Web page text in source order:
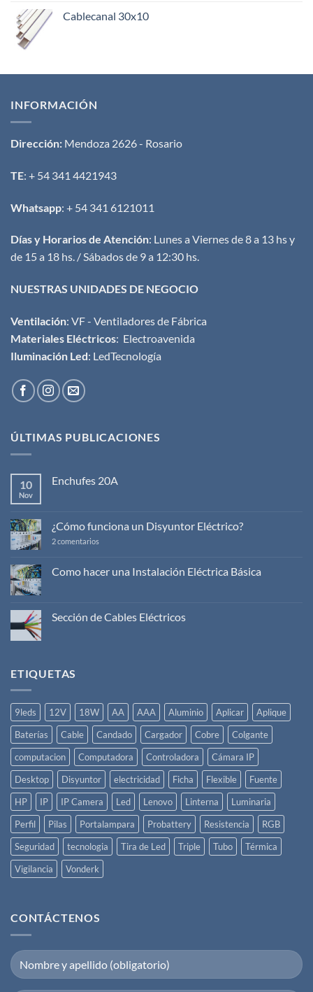
Cablecanal 30x10
INFORMACIÓN
Dirección: Mendoza 2626 - Rosario
TE: + 54 341 4421943
Whatsapp: + 54 341 6121011
Días y Horarios de Atención: Lunes a Viernes de 8 a 13 hs y
de 15 a 18 hs. / Sábados de 9 a 12:30 hs.
NUESTRAS UNIDADES DE NEGOCIO
Ventilación: VF - Ventiladores de Fábrica
Materiales Eléctricos: Electroavenida
Iluminación Led: LedTecnología
ÚLTIMAS PUBLICACIONES
10
Nov
Enchufes 20A
en
Enchufes
20A
¿Cómo funciona un Disyuntor Eléctrico?
2 comentarios
Disyuntor
Como hacer una Instalación Eléctrica Básica
en
Como
Sección de Cables Eléctricos
de
ETIQUETAS
9leds 12V 18W AA AAA Aluminio Aplicar
Aplique
Baterías
Cable Candado Cargador Cobre
Colgante
computacion
Computadora Controladora
Cámara IP
Desktop
Disyuntor electricidad Ficha Flexible
Fuente
HP
IP IP Camera Led Lenovo Linterna
Luminaria
Perfil
Pilas Portalampara Probattery Resistencia
RGB
Seguridad
tecnologia Tira de Led Triple Tubo
Térmica
Vigilancia
Vonderk
CONTÁCTENOS